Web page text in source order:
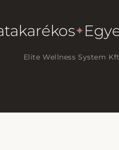
✦
Elite Wellness System